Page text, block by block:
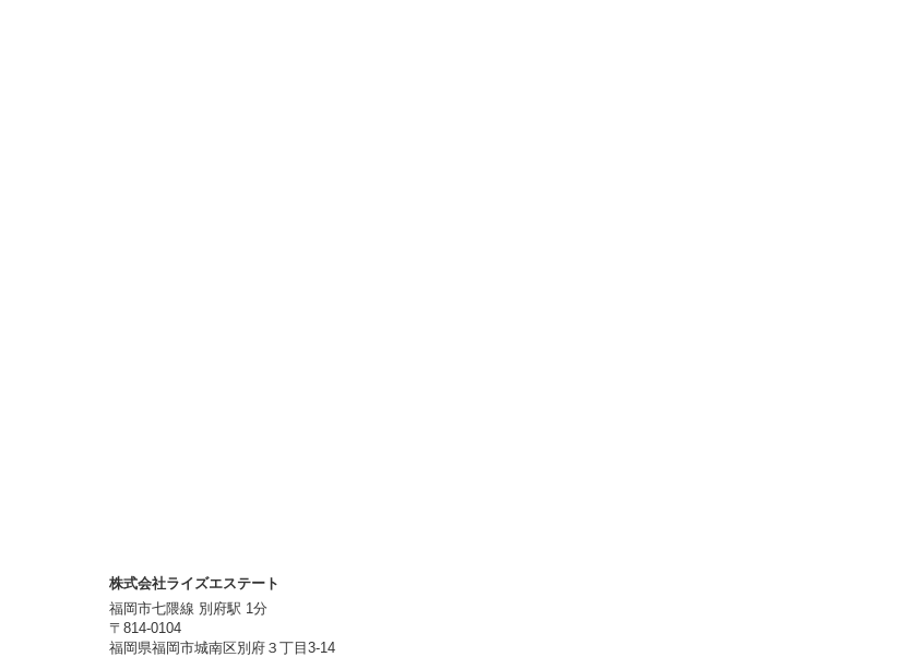
株式会社ライズエステート
福岡市七隈線 別府駅 1分
〒814-0104
福岡県福岡市城南区別府３丁目3-14